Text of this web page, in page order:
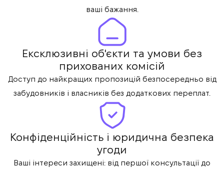
ваші бажання.
Ексклюзивні об'єкти та умови без
прихованих комісій
Доступ до найкращих пропозицій безпосередньо від
забудовників і власників без додаткових переплат.
Конфіденційність і юридична безпека
угоди
Ваші інтереси захищені: від першої консультації до